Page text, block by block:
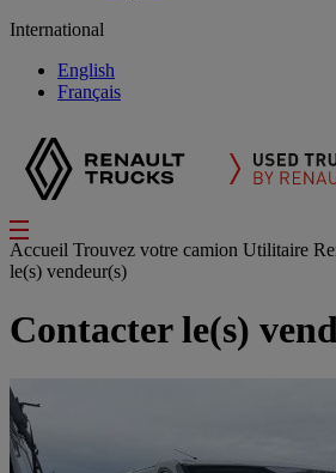
International
English
Français
Accueil Trouvez votre camion Utilitaire
le(s) vendeur(s)
Contacter le(s)